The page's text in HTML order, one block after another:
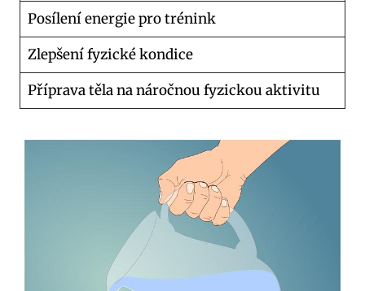
Posílení energie pro trénink
Zlepšení fyzické kondice
Příprava těla na náročnou fyzickou aktivitu